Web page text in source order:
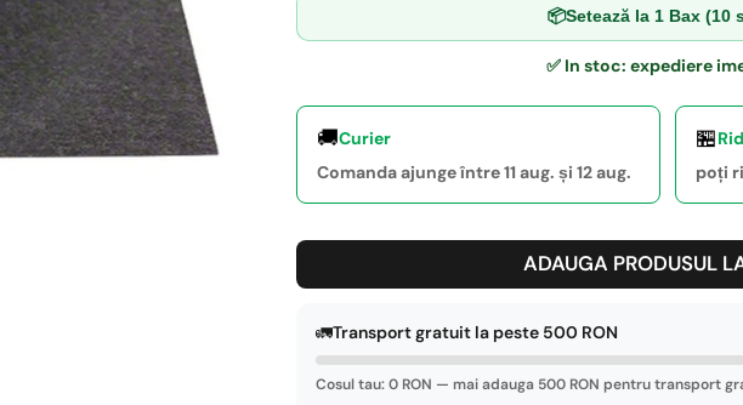
📦Setează la 1 Bax (10
✅ In stoc: expediere
🚚Curier
Comanda ajunge între 11 aug. și 12 aug.
🏪
poți
ADAUGA PRODUSUL
🚛Transport gratuit la peste 500 RON
Cosul tau: 0 RON — mai adauga 500 RON pentru transport